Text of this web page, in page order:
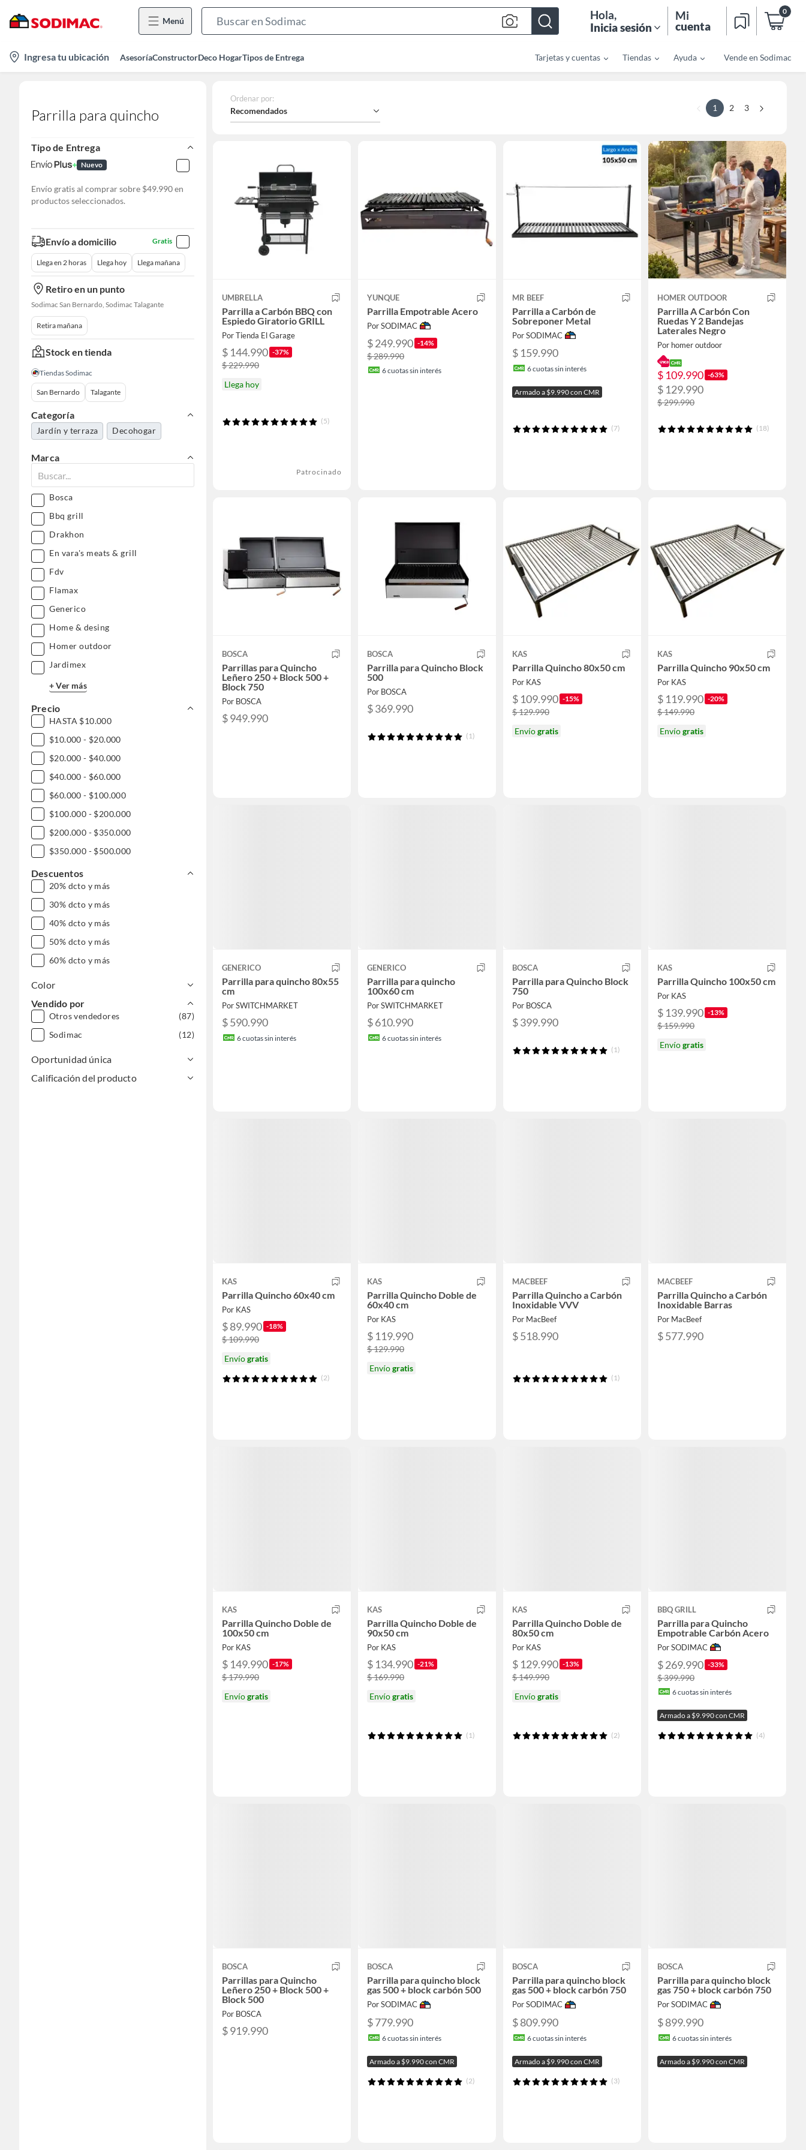
Menú
Bar
Hola,
Inicia sesión
Mi
cuenta
0
location-
icon
Ingresa tu ubicación AsesoríaConstructorDeco HogarTipos de Entrega Tarjetas y cuentas Tiendas Ayuda Vende en Sodimac
Parrilla para quincho
Tipo de Entrega
Nuevo
Envío gratis al comprar sobre $49.990 en
productos seleccionados.
Envío a domicilio Gratis
Llega en 2 horas Llega hoy Llega mañana
Retiro en un punto
Sodimac San Bernardo, Sodimac Talagante
Retira mañana
Stock en tienda
Tiendas Sodimac
San Bernardo Talagante
Categoría
Jardín y terraza Decohogar
Marca
Bosca
Bbq grill
Drakhon
En vara's meats & grill
Fdv
Flamax
Generico
Home & desing
Homer outdoor
Jardimex
+ Ver más
Precio
HASTA $10.000
$10.000 - $20.000
$20.000 - $40.000
$40.000 - $60.000
$60.000 - $100.000
$100.000 - $200.000
$200.000 - $350.000
$350.000 - $500.000
$500.000 - $1.000.000
DESDE $1.000.000
Descuentos
20% dcto y más
30% dcto y más
40% dcto y más
50% dcto y más
60% dcto y más
Color
Vendido por
Otros vendedores
(87)
Sodimac
(12)
Oportunidad única
Calificación del producto
Ordenar por:
Recomendados 1 2 3
UMBRELLA
Parrilla a Carbón BBQ con
Espiedo Giratorio GRILL
Por Tienda El Garage
$ 144.990 -37%
$ 229.990
Llega hoy
(5)
Patrocinado
YUNQUE
Parrilla Empotrable Acero
Por SODIMAC
$ 249.990 -14%
$ 289.990
6cuotas sin interés
MR BEEF
Parrilla a Carbón de
Sobreponer Metal
Por SODIMAC
$ 159.990
6cuotas sin interés
Armado a $9.990 con CMR
(7)
HOMER OUTDOOR
Parrilla A Carbón Con
Ruedas Y 2 Bandejas
Laterales Negro
Por homer outdoor
$ 109.990 -63%
$ 129.990
$ 299.990
(18)
BOSCA
Parrillas para Quincho
Leñero 250 + Block 500 +
Block 750
Por BOSCA
$ 949.990
BOSCA
Parrilla para Quincho Block
500
Por BOSCA
$ 369.990
(1)
KAS
Parrilla Quincho 80x50 cm
Por KAS
$ 109.990 -15%
$ 129.990
Envíogratis
KAS
Parrilla Quincho 90x50 cm
Por KAS
$ 119.990 -20%
$ 149.990
Envíogratis
GENERICO
Parrilla para quincho 80x55
cm
Por SWITCHMARKET
$ 590.990
6cuotas sin interés
GENERICO
Parrilla para quincho
100x60 cm
Por SWITCHMARKET
$ 610.990
6cuotas sin interés
BOSCA
Parrilla para Quincho Block
750
Por BOSCA
$ 399.990
(1)
KAS
Parrilla Quincho 100x50 cm
Por KAS
$ 139.990 -13%
$ 159.990
Envíogratis
KAS
Parrilla Quincho 60x40 cm
Por KAS
$ 89.990 -18%
$ 109.990
Envíogratis
(2)
KAS
Parrilla Quincho Doble de
60x40 cm
Por KAS
$ 119.990
$ 129.990
Envíogratis
MACBEEF
Parrilla Quincho a Carbón
Inoxidable VVV
Por MacBeef
$ 518.990
(1)
MACBEEF
Parrilla Quincho a Carbón
Inoxidable Barras
Por MacBeef
$ 577.990
KAS
Parrilla Quincho Doble de
100x50 cm
Por KAS
$ 149.990 -17%
$ 179.990
Envíogratis
KAS
Parrilla Quincho Doble de
90x50 cm
Por KAS
$ 134.990 -21%
$ 169.990
Envíogratis
(1)
KAS
Parrilla Quincho Doble de
80x50 cm
Por KAS
$ 129.990 -13%
$ 149.990
Envíogratis
(2)
BBQ GRILL
Parrilla para Quincho
Empotrable Carbón Acero
Por SODIMAC
$ 269.990 -33%
$ 399.990
6cuotas sin interés
Armado a $9.990 con CMR
(4)
BOSCA
Parrillas para Quincho
Leñero 250 + Block 500 +
Block 500
Por BOSCA
$ 919.990
BOSCA
Parrilla para quincho block
gas 500 + block carbón 500
Por SODIMAC
$ 779.990
6cuotas sin interés
Armado a $9.990 con CMR
(2)
BOSCA
Parrilla para quincho block
gas 500 + block carbón 750
Por SODIMAC
$ 809.990
6cuotas sin interés
Armado a $9.990 con CMR
(3)
BOSCA
Parrilla para quincho block
gas 750 + block carbón 750
Por SODIMAC
$ 899.990
6cuotas sin interés
Armado a $9.990 con CMR